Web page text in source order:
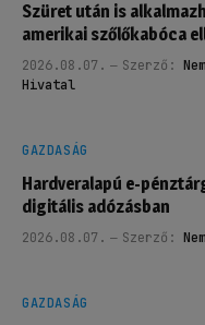
Szüret után is
amerikai szőlőkabóca
2026.08.07. Szerző:
Hivatal
GAZDASÁG
Hardveralapú e-
digitális adózásban
2026.08.07. Szerző:
GAZDASÁG